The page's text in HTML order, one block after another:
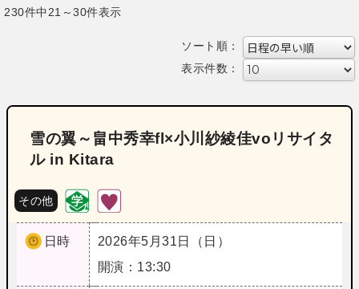
230件中21～30件表示
ソート順：
表示件数：
雪の翼～畠中秀幸fl×小川紗綾佳voリサイタ
ル in Kitara
その他
日時
2026年5月31日（日）
開演：13:30